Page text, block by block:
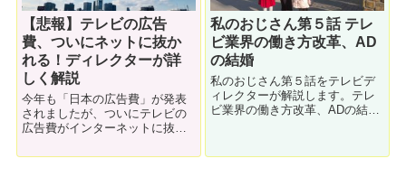
【悲報】テレビの広告
費、ついにネットに抜か
れる！ディレクターが詳
しく解説
今年も「日本の広告費」が発表
されましたが、ついにテレビの
広告費がインターネットに抜か
少がテレビ業界に及ぼしている
私のおじさん第５話 テレ
ビ業界の働き方改革、AD
の結婚
私のおじさん第５話をテレビデ
ィレクターが解説します。テレ
ビ業界の働き方改革、ADの結婚
き方改革でテレビはどう変わる